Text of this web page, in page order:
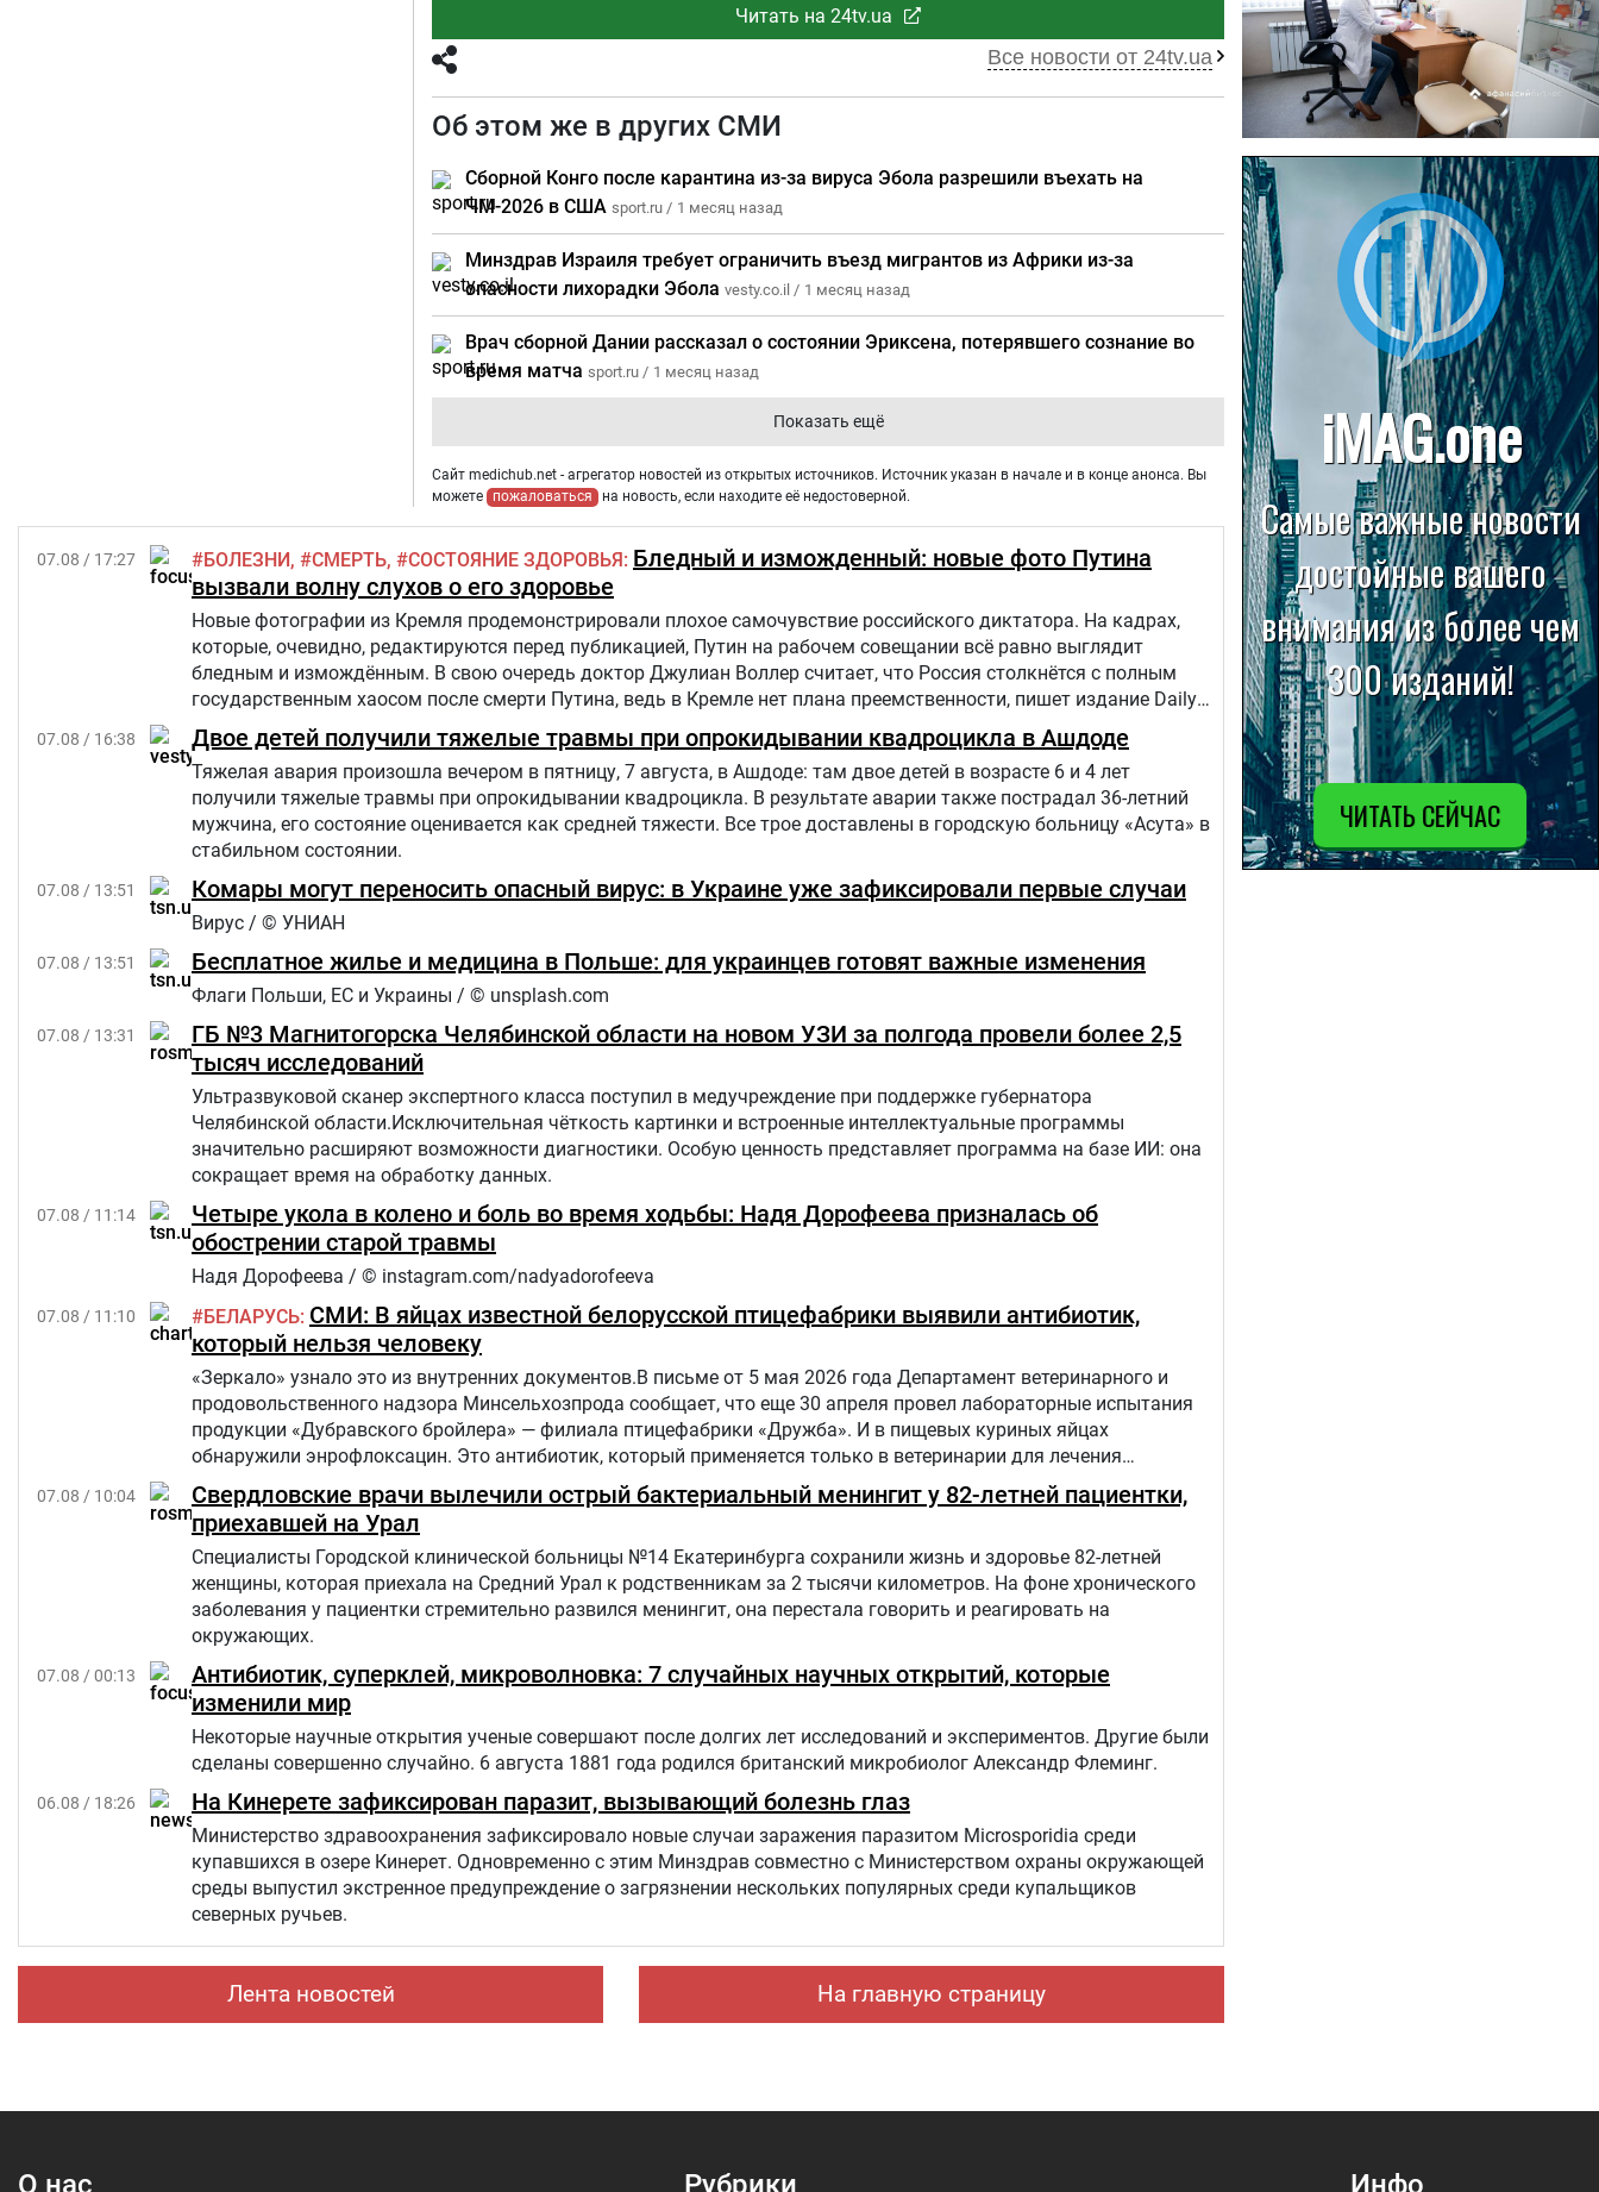
Читать на 24tv.ua
Все новости от 24tv.ua
Об этом же в других СМИ
Сборной Конго после карантина из-за вируса Эбола разрешили въехать на
ЧМ-2026 в США sport.ru / 1 месяц назад
Минздрав Израиля требует ограничить въезд мигрантов из Африки из-за
опасности лихорадки Эбола vesty.co.il / 1 месяц назад
Врач сборной Дании рассказал о состоянии Эриксена, потерявшего сознание во
время матча sport.ru / 1 месяц назад
Показать ещё
Сайт medichub.net - агрегатор новостей из открытых источников. Источник указан в начале и в конце анонса. Вы
можете
пожаловаться на новость, если находите её недостоверной.
07.08 / 17:27 БОЛЕЗНИ СМЕРТЬ СОСТОЯНИЕ ЗДОРОВЬЯ Бледный и изможденный: новые фото Путина
вызвали волну слухов о его здоровье
Новые фотографии из Кремля продемонстрировали плохое самочувствие российского диктатора. На кадрах,
которые, очевидно, редактируются перед публикацией, Путин на рабочем совещании всё равно выглядит
бледным и измождённым. В свою очередь доктор Джулиан Воллер считает, что Россия столкнётся с полным
государственным хаосом после смерти Путина, ведь в Кремле нет плана преемственности, пишет издание Daily
Star.
07.08 / 16:38 Двое детей получили тяжелые травмы при опрокидывании квадроцикла в Ашдоде
Тяжелая авария произошла вечером в пятницу, 7 августа, в Ашдоде: там двое детей в возрасте 6 и 4 лет
получили тяжелые травмы при опрокидывании квадроцикла. В результате аварии также пострадал 36-летний
мужчина, его состояние оценивается как средней тяжести. Все трое доставлены в городскую больницу «Асута» в
стабильном состоянии.
07.08 / 13:51 Комары могут переносить опасный вирус: в Украине уже зафиксировали первые случаи
Вирус / © УНИАН
07.08 / 13:51 Бесплатное жилье и медицина в Польше: для украинцев готовят важные изменения
Флаги Польши, ЕС и Украины / © unsplash.com
07.08 / 13:31
ГБ №3 Магнитогорска Челябинской области на новом УЗИ за полгода провели более 2,5
тысяч исследований
Ультразвуковой сканер экспертного класса поступил в медучреждение при поддержке губернатора
Челябинской области.Исключительная чёткость картинки и встроенные интеллектуальные программы
значительно расширяют возможности диагностики. Особую ценность представляет программа на базе ИИ: она
сокращает время на обработку данных.
07.08 / 11:14
Четыре укола в колено и боль во время ходьбы: Надя Дорофеева призналась об
обострении старой травмы
Надя Дорофеева / © instagram.com/nadyadorofeeva
07.08 / 11:10 БЕЛАРУСЬ СМИ: В яйцах известной белорусской птицефабрики выявили антибиотик,
который нельзя человеку
«Зеркало» узнало это из внутренних документов.В письме от 5 мая 2026 года Департамент ветеринарного и
продовольственного надзора Минсельхозпрода сообщает, что еще 30 апреля провел лабораторные испытания
продукции «Дубравского бройлера» — филиала птицефабрики «Дружба». И в пищевых куриных яйцах
обнаружили энрофлоксацин. Это антибиотик, который применяется только в ветеринарии для лечения
сельскохозяйственных, домашних животных и птиц.
07.08 / 10:04
Свердловские врачи вылечили острый бактериальный менингит у 82-летней пациентки,
приехавшей на Урал
Специалисты Городской клинической больницы №14 Екатеринбурга сохранили жизнь и здоровье 82-летней
женщины, которая приехала на Средний Урал к родственникам за 2 тысячи километров. На фоне хронического
заболевания у пациентки стремительно развился менингит, она перестала говорить и реагировать на
окружающих.
07.08 / 00:13
Антибиотик, суперклей, микроволновка: 7 случайных научных открытий, которые
изменили мир
Некоторые научные открытия ученые совершают после долгих лет исследований и экспериментов. Другие были
сделаны совершенно случайно. 6 августа 1881 года родился британский микробиолог Александр Флеминг.
06.08 / 18:26 На Кинерете зафиксирован паразит, вызывающий болезнь глаз
Министерство здравоохранения зафиксировало новые случаи заражения паразитом Microsporidia среди
купавшихся в озере Кинерет. Одновременно с этим Минздрав совместно с Министерством охраны окружающей
среды выпустил экстренное предупреждение о загрязнении нескольких популярных среди купальщиков
северных ручьев.
Лента новостей На главную страницу
22.07.2026
Больница в Спирово работает
без рентгеновского кабинета
О нас Рубрики Инфо